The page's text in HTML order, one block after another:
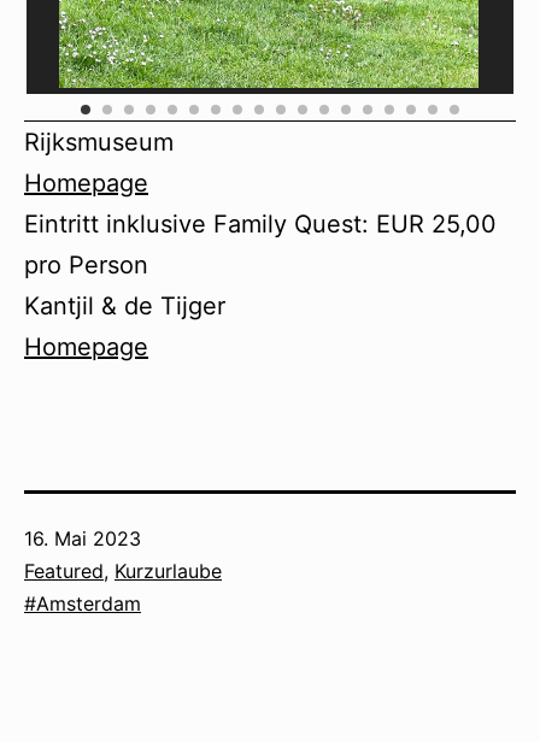
Rijksmuseum
Homepage
Eintritt inklusive Family Quest: EUR 25,00
pro Person
Kantjil & de Tijger
Homepage
Veröffentlicht
am
16. Mai 2023
Kategorisiert
als
Featured, Kurzurlaube
Verschlagwortet
Amsterdam